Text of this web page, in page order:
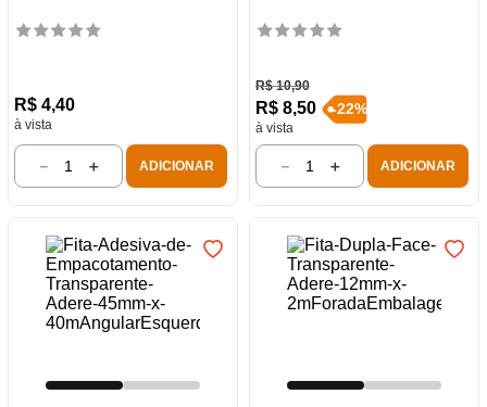
R$ 4,40
à vista
＋
－ ADICIONAR
R$ 10,90
R$ 8,50
à vista
-22%
＋
－ ADICIONAR